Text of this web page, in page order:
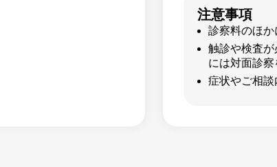
注意事項
診察料のほ
触診や検査
には対面診
症状やご相